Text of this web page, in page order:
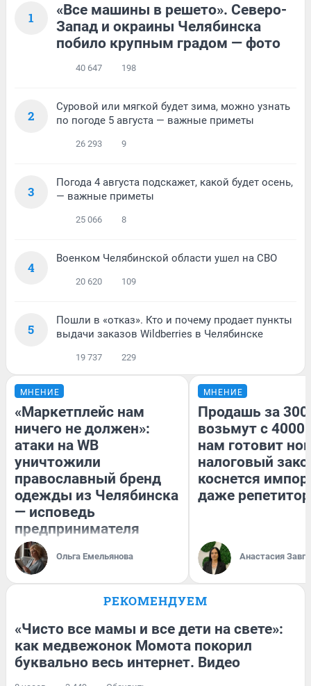
1
«Все машины в решето». Северо-
Запад и окраины Челябинска
побило крупным градом — фото
40 647 198
2
Суровой или мягкой будет зима, можно узнать
по погоде 5 августа — важные приметы
26 293 9
3
Погода 4 августа подскажет, какой будет осень,
— важные приметы
25 066 8
4
Военком Челябинской области ушел на СВО
20 620 109
5
Пошли в «отказ». Кто и почему продает пункты
выдачи заказов Wildberries в Челябинске
19 737 229
МНЕНИЕ
«Маркетплейс нам
ничего не должен»:
атаки на WB
уничтожили
православный бренд
одежды из Челябинска
— исповедь
предпринимателя
Ольга Емельянова
МНЕНИЕ
Продашь за
возьмут с
нам готовит
налоговый
коснется
даже
Анастасия
РЕКОМЕНДУЕМ
«Чисто все мамы и все дети на свете»:
как медвежонок Момота покорил
буквально весь интернет. Видео